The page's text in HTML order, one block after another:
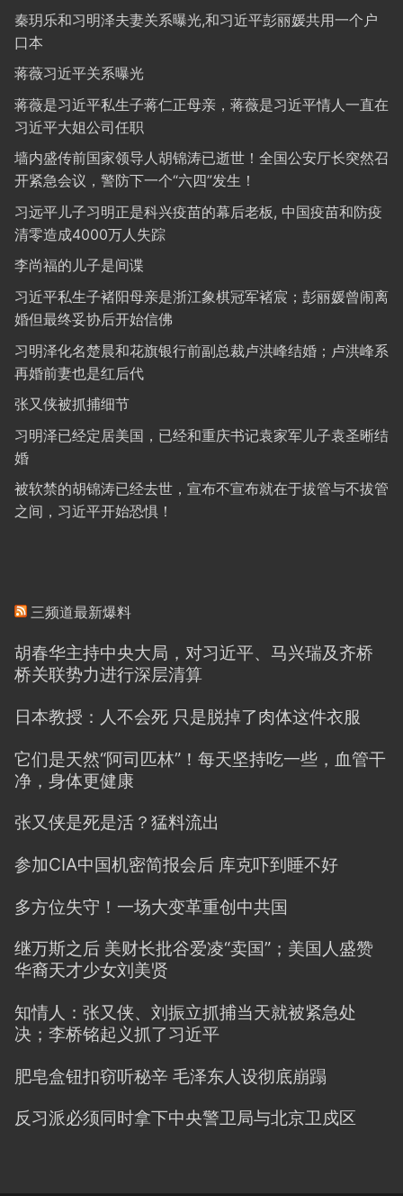
秦玥乐和习明泽夫妻关系曝光,和习近平彭丽媛共用一个户
口本
蒋薇习近平关系曝光
蒋薇是习近平私生子蒋仁正母亲，蒋薇是习近平情人一直在
习近平大姐公司任职
墙内盛传前国家领导人胡锦涛已逝世！全国公安厅长突然召
开紧急会议，警防下一个“六四”发生！
习远平儿子习明正是科兴疫苗的幕后老板, 中国疫苗和防疫
清零造成4000万人失踪
李尚福的儿子是间谍
习近平私生子褚阳母亲是浙江象棋冠军褚宸；彭丽媛曾闹离
婚但最终妥协后开始信佛
习明泽化名楚晨和花旗银行前副总裁卢洪峰结婚；卢洪峰系
再婚前妻也是红后代
张又侠被抓捕细节
习明泽已经定居美国，已经和重庆书记袁家军儿子袁圣晰结
婚
被软禁的胡锦涛已经去世，宣布不宣布就在于拔管与不拔管
之间，习近平开始恐惧！
三频道最新爆料
胡春华主持中央大局，对习近平、马兴瑞及齐桥
桥关联势力进行深层清算
日本教授：人不会死 只是脱掉了肉体这件衣服
它们是天然“阿司匹林”！每天坚持吃一些，血管干
净，身体更健康
张又侠是死是活？猛料流出
参加CIA中国机密简报会后 库克吓到睡不好
多方位失守！一场大变革重创中共国
继万斯之后 美财长批谷爱凌“卖国”；美国人盛赞
华裔天才少女刘美贤
知情人：张又侠、刘振立抓捕当天就被紧急处
决；李桥铭起义抓了习近平
肥皂盒钮扣窃听秘辛 毛泽东人设彻底崩蹋
反习派必须同时拿下中央警卫局与北京卫戍区